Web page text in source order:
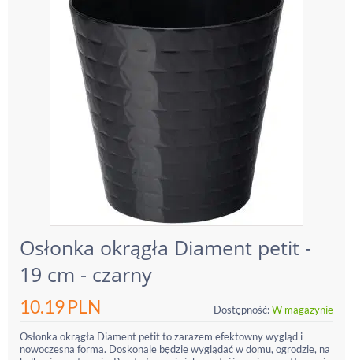
Osłonka okrągła Diament petit -
19 cm - czarny
10.19PLN Dostępność:W magazynie
Osłonka okrągła Diament petit to zarazem efektowny wygląd i
nowoczesna forma. Doskonale będzie wyglądać w domu, ogrodzie, na